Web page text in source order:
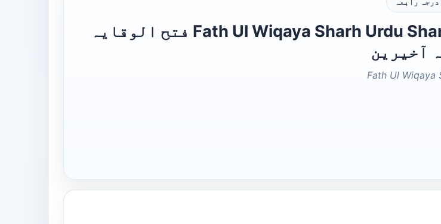
Fath Ul Wiqaya Sharh Urdu Sharh ul Wiqaya Akhirain فتح الوقایہ
آخیرین
Fath Ul Wiqaya